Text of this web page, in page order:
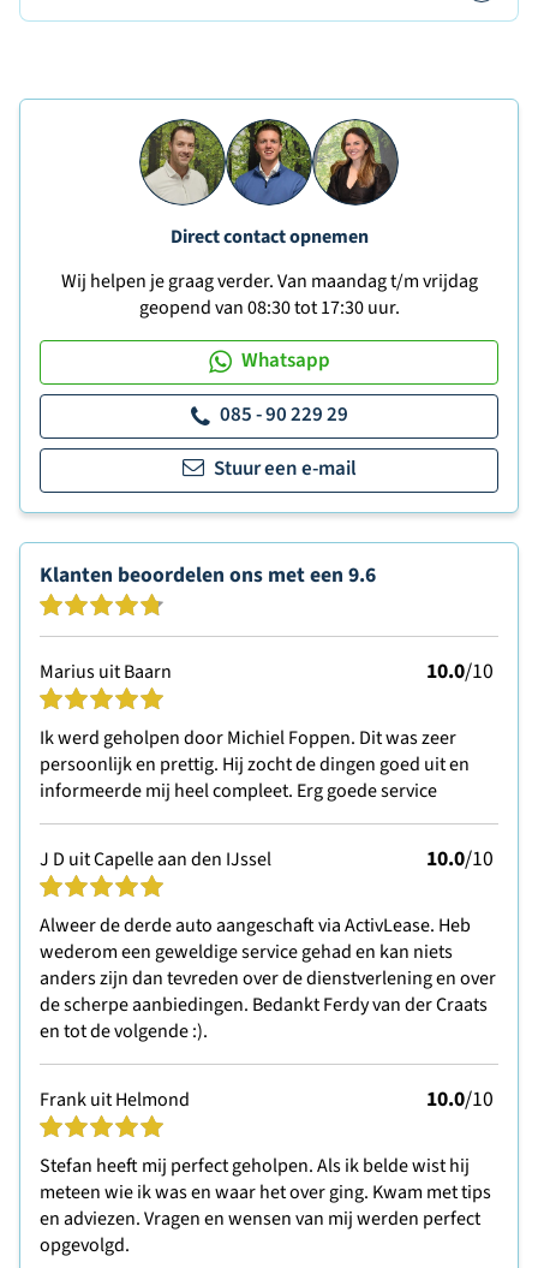
Direct contact opnemen
Wij helpen je graag verder. Van maandag t/m vrijdag
geopend van 08:30 tot 17:30 uur.
Whatsapp
085 - 90 229 29
Stuur een e-mail
Klanten beoordelen ons met een 9.6
Marius uit Baarn 10.0/10
Ik werd geholpen door Michiel Foppen. Dit was zeer
persoonlijk en prettig. Hij zocht de dingen goed uit en
informeerde mij heel compleet. Erg goede service
J D uit Capelle aan den IJssel 10.0/10
Alweer de derde auto aangeschaft via ActivLease. Heb
wederom een geweldige service gehad en kan niets
anders zijn dan tevreden over de dienstverlening en over
de scherpe aanbiedingen. Bedankt Ferdy van der Craats
en tot de volgende :).
Frank uit Helmond 10.0/10
Stefan heeft mij perfect geholpen. Als ik belde wist hij
meteen wie ik was en waar het over ging. Kwam met tips
en adviezen. Vragen en wensen van mij werden perfect
opgevolgd.